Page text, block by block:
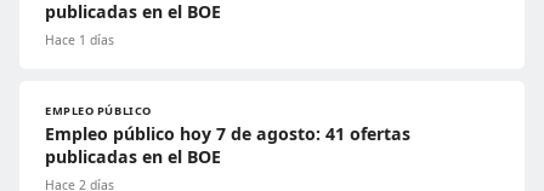
publicadas en el BOE
Hace 1 días
EMPLEO PÚBLICO
Empleo público hoy 7 de agosto: 41 ofertas
publicadas en el BOE
Hace 2 días